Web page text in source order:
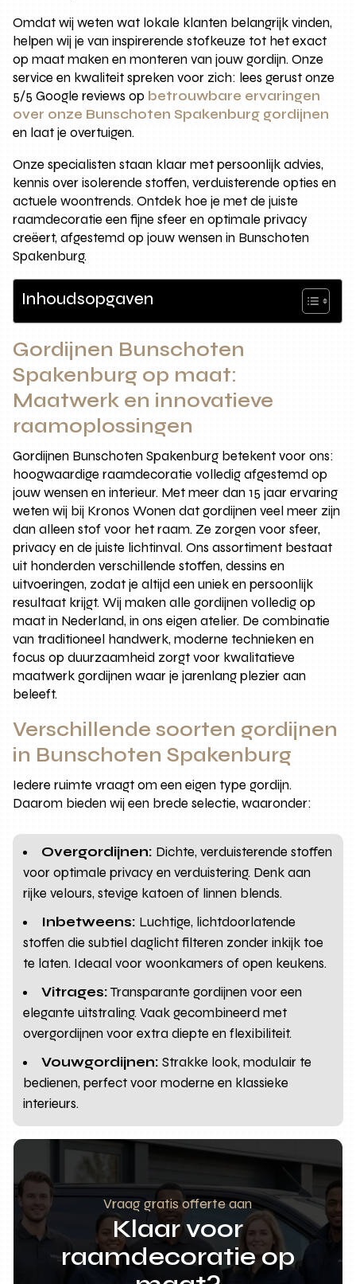
Omdat wij weten wat lokale klanten belangrijk vinden,
helpen wij je van inspirerende stofkeuze tot het exact
op maat maken en monteren van jouw gordijn. Onze
service en kwaliteit spreken voor zich: lees gerust onze
5/5 Google reviews op betrouwbare ervaringen
over onze Bunschoten Spakenburg gordijnen
en laat je overtuigen.
Onze specialisten staan klaar met persoonlijk advies,
kennis over isolerende stoffen, verduisterende opties en
actuele woontrends. Ontdek hoe je met de juiste
raamdecoratie een fijne sfeer en optimale privacy
creëert, afgestemd op jouw wensen in Bunschoten
Spakenburg.
Inhoudsopgaven
Gordijnen Bunschoten
Spakenburg op maat:
Maatwerk en innovatieve
raamoplossingen
Gordijnen Bunschoten Spakenburg betekent voor ons:
hoogwaardige raamdecoratie volledig afgestemd op
jouw wensen en interieur. Met meer dan 15 jaar ervaring
weten wij bij Kronos Wonen dat gordijnen veel meer zijn
dan alleen stof voor het raam. Ze zorgen voor sfeer,
privacy en de juiste lichtinval. Ons assortiment bestaat
uit honderden verschillende stoffen, dessins en
uitvoeringen, zodat je altijd een uniek en persoonlijk
resultaat krijgt. Wij maken alle gordijnen volledig op
maat in Nederland, in ons eigen atelier. De combinatie
van traditioneel handwerk, moderne technieken en
focus op duurzaamheid zorgt voor kwalitatieve
maatwerk gordijnen waar je jarenlang plezier aan
beleeft.
Verschillende soorten gordijnen
in Bunschoten Spakenburg
Iedere ruimte vraagt om een eigen type gordijn.
Daarom bieden wij een brede selectie, waaronder:
Overgordijnen: Dichte, verduisterende stoffen
voor optimale privacy en verduistering. Denk aan
rijke velours, stevige katoen of linnen blends.
Inbetweens: Luchtige, lichtdoorlatende
stoffen die subtiel daglicht filteren zonder inkijk toe
te laten. Ideaal voor woonkamers of open keukens.
Vitrages:Transparante gordijnen voor een
elegante uitstraling. Vaak gecombineerd met
overgordijnen voor extra diepte en flexibiliteit.
Vouwgordijnen: Strakke look, modulair te
bedienen, perfect voor moderne en klassieke
interieurs.
Vraag gratis offerte aan
Klaar voor
raamdecoratie op